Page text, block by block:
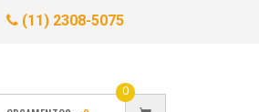
(11) 2308-5075
0